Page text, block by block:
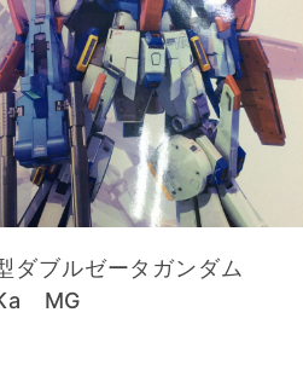
ダブルゼータガンダム
MG